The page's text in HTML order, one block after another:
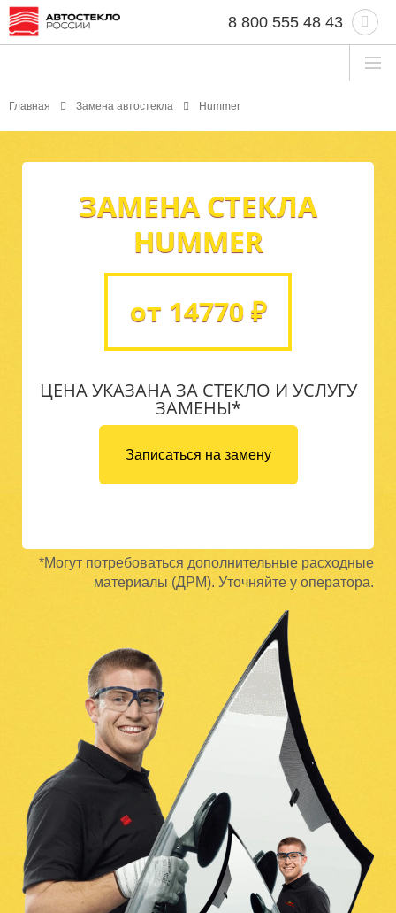
8 800 555 48 43
Главная Замена автостекла Hummer
ЗАМЕНА СТЕКЛА
HUMMER
от 14770 ₽
ЦЕНА УКАЗАНА ЗА СТЕКЛО И УСЛУГУ
ЗАМЕНЫ*
Записаться на замену
*Могут потребоваться дополнительные расходные
материалы (ДРМ). Уточняйте у оператора.